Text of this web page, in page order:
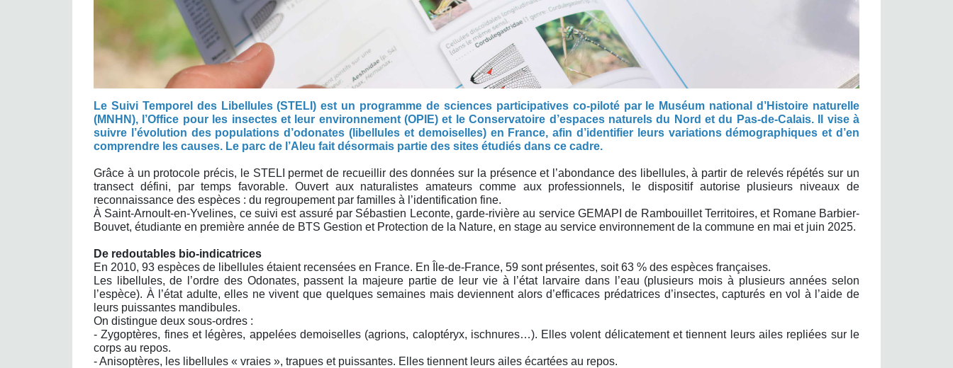
Le Suivi Temporel des Libellules (STELI) est un programme de sciences participatives co-piloté par le Muséum national d’Histoire naturelle
(MNHN), l’Office pour les insectes et leur environnement (OPIE) et le Conservatoire d’espaces naturels du Nord et du Pas-de-Calais. Il vise à
suivre l’évolution des populations d’odonates (libellules et demoiselles) en France, afin d’identifier leurs variations démographiques et d’en
comprendre les causes. Le parc de l’Aleu fait désormais partie des sites étudiés dans ce cadre.
Grâce à un protocole précis, le STELI permet de recueillir des données sur la présence et l’abondance des libellules, à partir de relevés répétés sur un
transect défini, par temps favorable. Ouvert aux naturalistes amateurs comme aux professionnels, le dispositif autorise plusieurs niveaux de
reconnaissance des espèces : du regroupement par familles à l’identification fine.
À Saint-Arnoult-en-Yvelines, ce suivi est assuré par Sébastien Leconte, garde-rivière au service GEMAPI de Rambouillet Territoires, et Romane Barbier-
Bouvet, étudiante en première année de BTS Gestion et Protection de la Nature, en stage au service environnement de la commune en mai et juin 2025.
De redoutables bio-indicatrices
En 2010, 93 espèces de libellules étaient recensées en France. En Île-de-France, 59 sont présentes, soit 63 % des espèces françaises.
Les libellules, de l’ordre des Odonates, passent la majeure partie de leur vie à l’état larvaire dans l’eau (plusieurs mois à plusieurs années selon
l’espèce). À l’état adulte, elles ne vivent que quelques semaines mais deviennent alors d’efficaces prédatrices d’insectes, capturés en vol à l’aide de
leurs puissantes mandibules.
On distingue deux sous-ordres :
- Zygoptères, fines et légères, appelées demoiselles (agrions, caloptéryx, ischnures…). Elles volent délicatement et tiennent leurs ailes repliées sur le
corps au repos.
- Anisoptères, les libellules « vraies », trapues et puissantes. Elles tiennent leurs ailes écartées au repos.